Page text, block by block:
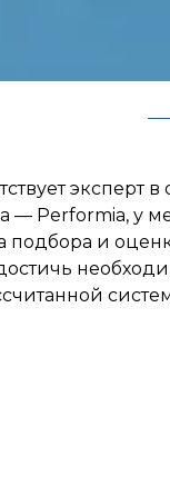
эксперт
— Performia, у
подбора и